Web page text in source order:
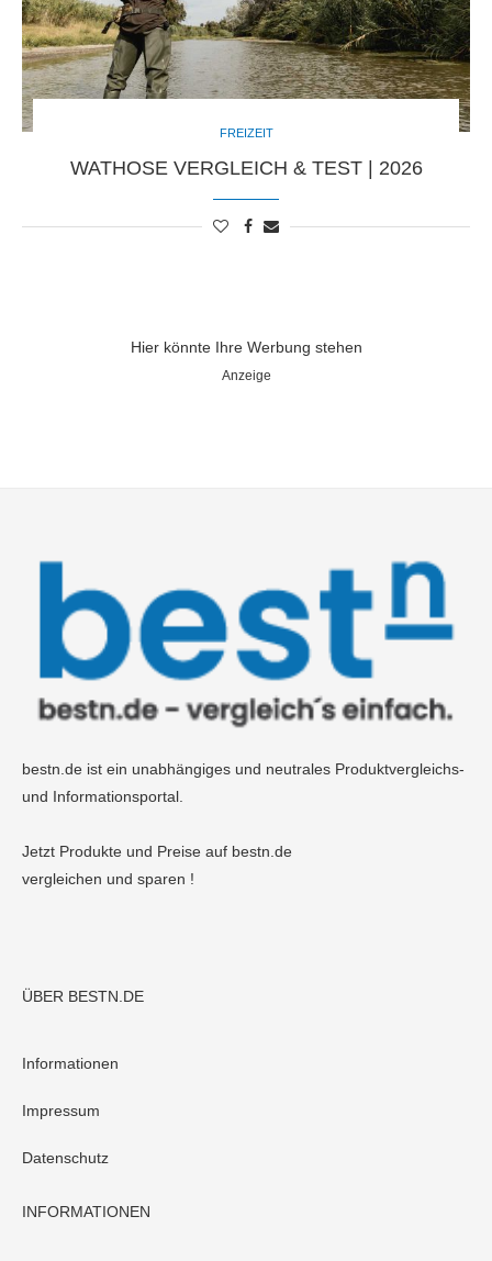
FREIZEIT
WATHOSE VERGLEICH & TEST | 2026
Hier könnte Ihre Werbung stehen
Anzeige
bestn.de ist ein unabhängiges und neutrales Produktvergleichs-
und Informationsportal.
Jetzt Produkte und Preise auf bestn.de
vergleichen und sparen !
ÜBER BESTN.DE
Informationen
Impressum
Datenschutz
INFORMATIONEN